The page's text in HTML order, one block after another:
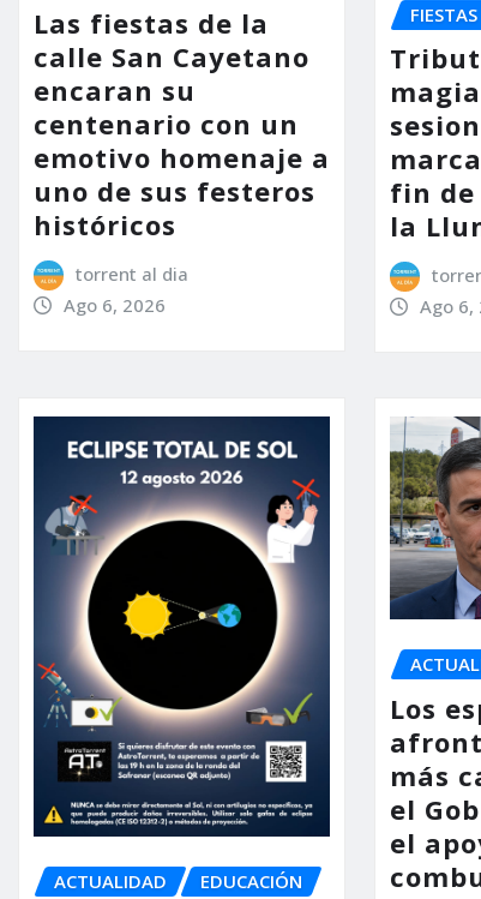
Las fiestas de la
calle San Cayetano
encaran su
centenario con un
emotivo homenaje a
uno de sus festeros
históricos
torrent al dia
Ago 6, 2026
FIESTAS
fin de
la
Ago 6,
ACTUALIDAD
EDUCACIÓN
Los
más
el
el